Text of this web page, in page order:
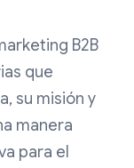
B2B
que
su misión y
manera
para el